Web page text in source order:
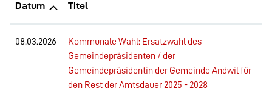
Datum Titel
08.03.2026
Kommunale Wahl: Ersatzwahl des
Gemeindepräsidenten / der
Gemeindepräsidentin der Gemeinde Andwil für
den Rest der Amtsdauer 2025 - 2028